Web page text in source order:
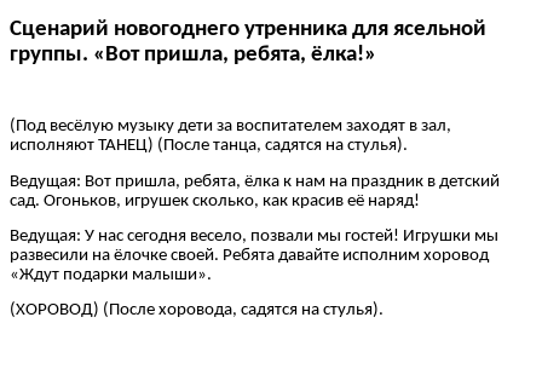
Сценарий новогоднего утренника для ясельной
группы. «Вот пришла, ребята, ёлка!»
(Под весёлую музыку дети за воспитателем заходят в зал,
исполняют ТАНЕЦ) (После танца, садятся на стулья).
Ведущая: Вот пришла, ребята, ёлка к нам на праздник в детский
сад. Огоньков, игрушек сколько, как красив её наряд!
Ведущая: У нас сегодня весело, позвали мы гостей! Игрушки мы
развесили на ёлочке своей. Ребята давайте исполним хоровод
«Ждут подарки малыши».
(ХОРОВОД) (После хоровода, садятся на стулья).